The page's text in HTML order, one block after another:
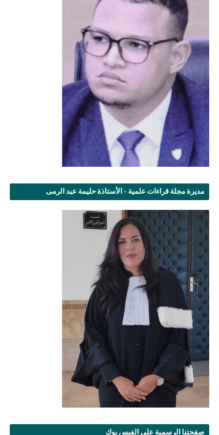
مديرة مجلة قراءات علمية - الأستاذة حليمة عبد الرمى
صفحتنا الرسمية على الفيس بوك